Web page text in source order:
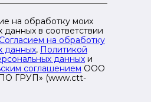
на обработку моих
данных в соответствии
Согласием на обработку
данных, Политикой
данных и
соглашением ООО
ГРУП» (www.ctt-